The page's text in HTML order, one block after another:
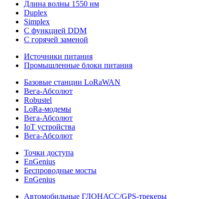
Длина волны 1550 нм
Duplex
Simplex
С функцией DDM
С горячей заменой
Источники питания
Промышленные блоки питания
Базовые станции LoRaWAN
Вега-Абсолют
Robustel
LoRa-модемы
Вега-Абсолют
IoT устройства
Вега-Абсолют
Точки доступа
EnGenius
Беспроводные мосты
EnGenius
Автомобильные ГЛОНАСС/GPS-трекеры